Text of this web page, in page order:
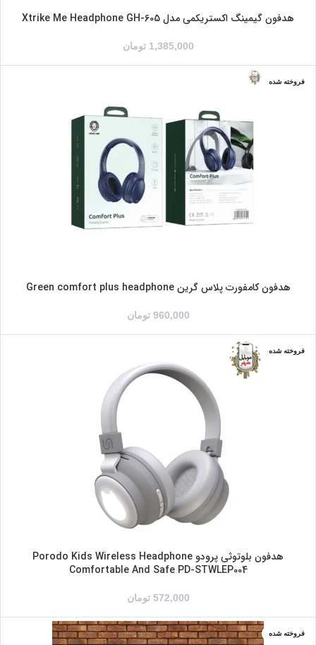
هدفون گیمینگ اکستریکمی مدل Xtrike Me Headphone GH-605
1,385,000 تومان
فروخته شده
هدفون کامفورت پلاس گرین Green comfort plus headphone
960,000 تومان
فروخته شده
هدفون بلوتوثی پرودو Porodo Kids Wireless Headphone
Comfortable And Safe PD-STWLEP004
572,000 تومان
فروخته شده